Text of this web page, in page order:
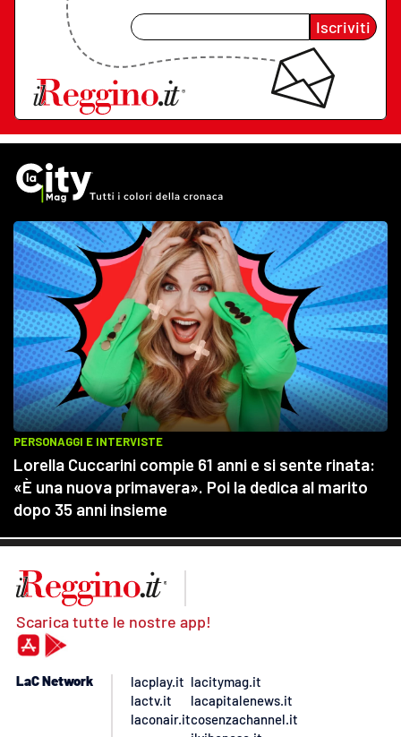
Iscriviti
Scarica tutte le nostre app!
LaC Network
lacplay.it
lactv.it
laconair.it
lacitymag.it
lacapitalenews.it
cosenzachannel.it